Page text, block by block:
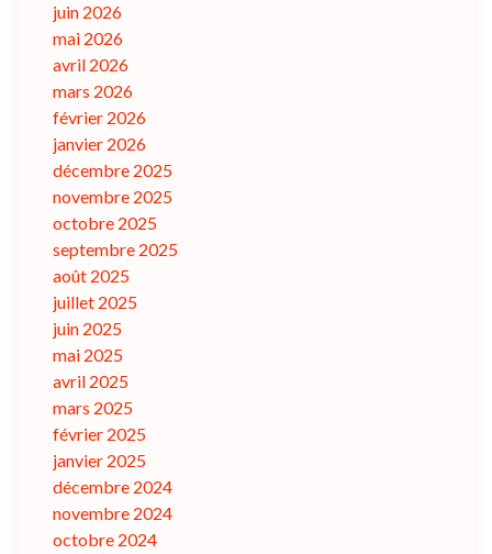
juin 2026
mai 2026
avril 2026
mars 2026
février 2026
janvier 2026
décembre 2025
novembre 2025
octobre 2025
septembre 2025
août 2025
juillet 2025
juin 2025
mai 2025
avril 2025
mars 2025
février 2025
janvier 2025
décembre 2024
novembre 2024
octobre 2024